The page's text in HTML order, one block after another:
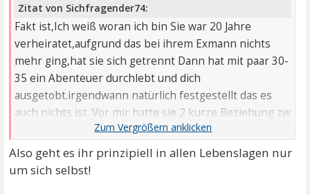
Zitat von Sichfragender74:
Fakt ist,Ich weiß woran ich bin Sie war 20 Jahre
verheiratet,aufgrund das bei ihrem Exmann nichts
mehr ging,hat sie sich getrennt Dann hat mit paar 30-
35 ein Abenteuer durchlebt und dich
ausgetobt.irgendwann natürlich festgestellt das es
auch nichts ist. Vor mir hatte sie 2 kurze Beziehung zw
40-45 die ihr Instagram ...
Also geht es ihr prinzipiell in allen Lebenslagen nur
um sich selbst!